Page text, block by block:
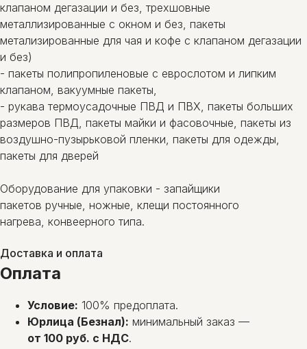
клапаном дегазации и без, трехшовные
металлизированные с окном и без, пакеты
метализированные для чая и кофе с клапаном дегазации
и без)
- пакеты полипропиленовые с еврослотом и липким
клапаном, вакуумные пакеты,
- рукава термоусадочные ПВД и ПВХ, пакеты больших
размеров ПВД, пакеты майки и фасовочные, пакеты из
воздушно-пузырьковой пленки, пакеты для одежды,
пакеты для дверей
Оборудование для упаковки - запайщики
пакетов ручные, ножные, клещи постоянного
нагрева, конвеерного типа.
Доставка и оплата
Оплата
Условие: 100% предоплата.
Юрлица (Безнал): минимальный заказ —
от 100 руб. с НДС.